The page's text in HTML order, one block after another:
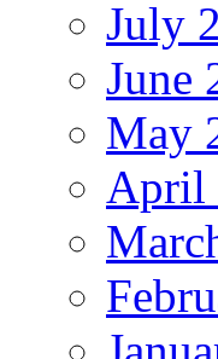
July
June
May
April